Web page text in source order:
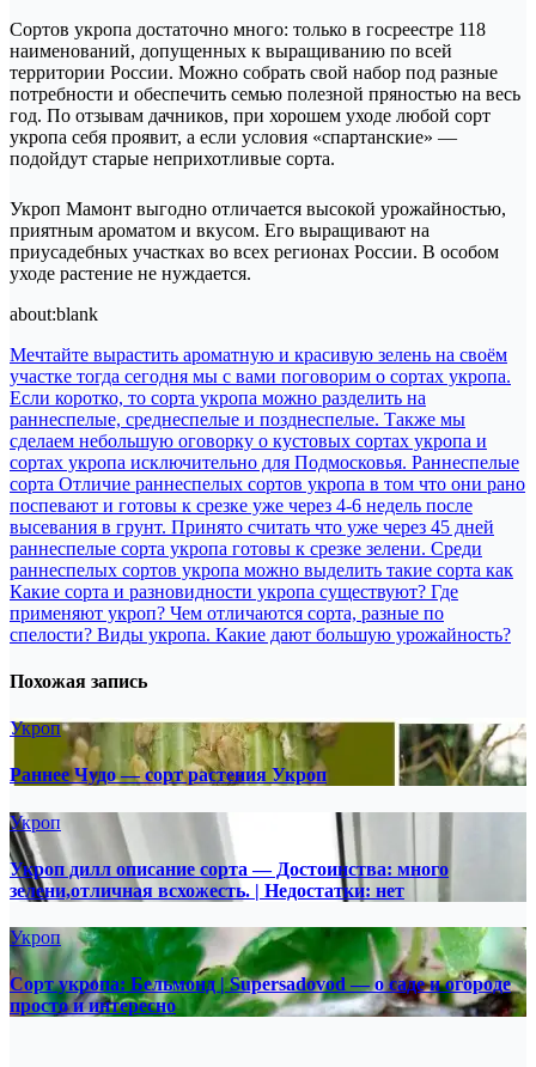
Сортов укропа достаточно много: только в госреестре 118
наименований, допущенных к выращиванию по всей
территории России. Можно собрать свой набор под разные
потребности и обеспечить семью полезной пряностью на весь
год. По отзывам дачников, при хорошем уходе любой сорт
укропа себя проявит, а если условия «спартанские» —
подойдут старые неприхотливые сорта.
Укроп Мамонт выгодно отличается высокой урожайностью,
приятным ароматом и вкусом. Его выращивают на
приусадебных участках во всех регионах России. В особом
уходе растение не нуждается.
about:blank
Навигация
по
записям
Мечтайте вырастить ароматную и красивую зелень на своём
участке тогда сегодня мы с вами поговорим о сортах укропа.
Если коротко, то сорта укропа можно разделить на
раннеспелые, среднеспелые и позднеспелые. Также мы
сделаем небольшую оговорку о кустовых сортах укропа и
сортах укропа исключительно для Подмосковья. Раннеспелые
сорта Отличие раннеспелых сортов укропа в том что они рано
поспевают и готовы к срезке уже через 4-6 недель после
высевания в грунт. Принято считать что уже через 45 дней
раннеспелые сорта укропа готовы к срезке зелени. Среди
раннеспелых сортов укропа можно выделить такие сорта как
Какие сорта и разновидности укропа существуют? Где
применяют укроп? Чем отличаются сорта, разные по
спелости? Виды укропа. Какие дают большую урожайность?
Похожая запись
Укроп
Раннее Чудо — сорт растения Укроп
Укроп
Укроп дилл описание сорта — Достоинства: много
зелени,отличная всхожесть. | Недостатки: нет
Укроп
Сорт укропа: Бельмонд | Supersadovod — о саде и огороде
просто и интересно